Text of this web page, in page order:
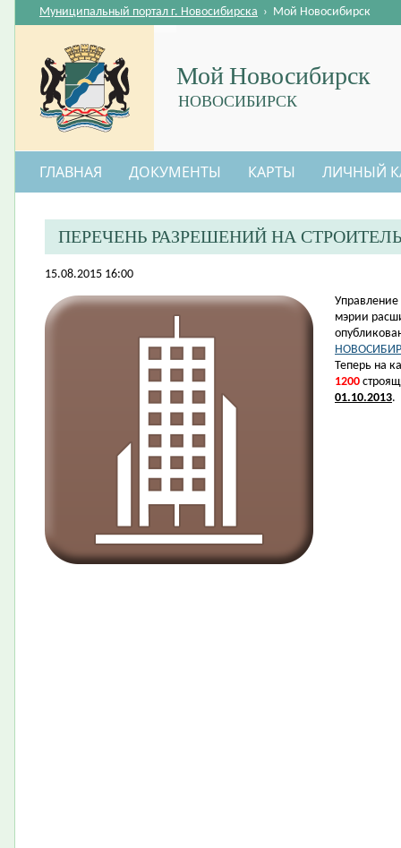
Мой Новосибирск
НОВОСИБИРСК
Муниципальный портал г. Новосибирска › Мой Новосибирск
ГЛАВНАЯ ДОКУМЕНТЫ КАРТЫ ЛИЧНЫЙ
ПЕРЕЧЕНЬ РАЗРЕШЕНИЙ НА
15.08.2015 16:00
​Управление
мэрии
Теперь на
1200
01.10.2013.